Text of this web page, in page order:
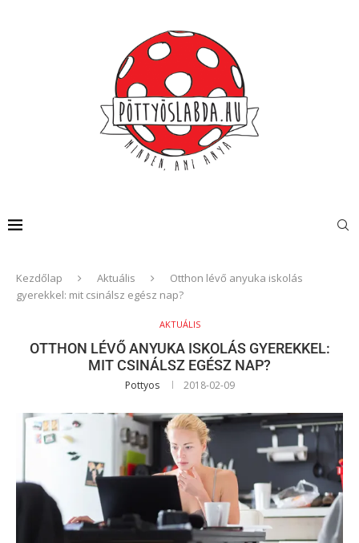
Kezdőlap Aktuális
Otthon lévő anyuka iskolás
gyerekkel: mit csinálsz egész nap?
AKTUÁLIS
OTTHON LÉVŐ ANYUKA ISKOLÁS GYEREKKEL:
MIT CSINÁLSZ EGÉSZ NAP?
Pottyos 2018-02-09